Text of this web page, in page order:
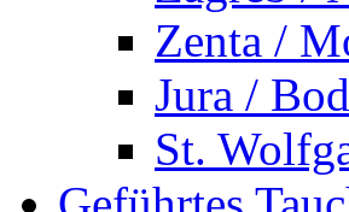
Zenta /
Jura /
St.